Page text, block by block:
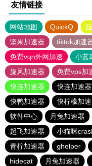
友情链接
网站地图 QuickQ
坚果加速器
tiktok加速
免费vqn外网加速
小蓝
旋风加速器
免费vps加
快连加速器
快连加速
快鸭加速器
快柠檬加
软件中心
月兔加速器
起飞加速器
小猫咪
青柠加速器
ghelper
hidecat
月兔加速器